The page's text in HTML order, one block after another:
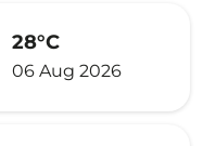
28°C
06 Aug 2026